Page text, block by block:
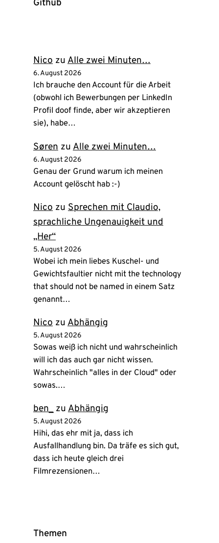
Github
Nico zu Alle zwei Minuten…
6. August 2026
Ich brauche den Account für die Arbeit
(obwohl ich Bewerbungen per LinkedIn
Profil doof finde, aber wir akzeptieren
sie), habe…
Søren zu Alle zwei Minuten…
6. August 2026
Genau der Grund warum ich meinen
Account gelöscht hab :-)
Nico zu Sprechen mit Claudio,
sprachliche Ungenauigkeit und
„Her“
5. August 2026
Wobei ich mein liebes Kuschel- und
Gewichtsfaultier nicht mit the technology
that should not be named in einem Satz
genannt…
Nico zu Abhängig
5. August 2026
Sowas weiß ich nicht und wahrscheinlich
will ich das auch gar nicht wissen.
Wahrscheinlich "alles in der Cloud" oder
sowas.…
ben_zu Abhängig
5. August 2026
Hihi, das ehr mit ja, dass ich
Ausfallhandlung bin. Da träfe es sich gut,
dass ich heute gleich drei
Filmrezensionen…
Themen